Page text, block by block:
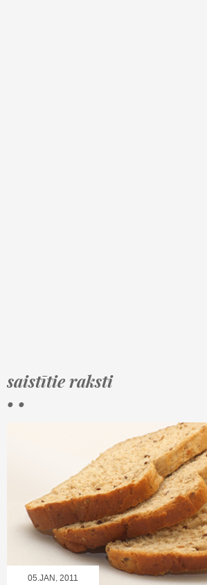
saistītie raksti
• •
05.JAN, 2011